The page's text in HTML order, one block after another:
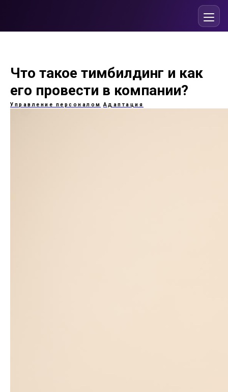
Что такое тимбилдинг и как
его провести в компании?
Управление персоналом Адаптация